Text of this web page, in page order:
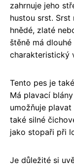
zahrnuje jeho
hustou srst.
hnědé, zlaté
štěně má
charakteristický
Tento pes je
Má plavací
umožňuje
také silné
jako stopaři při
Je důležité si